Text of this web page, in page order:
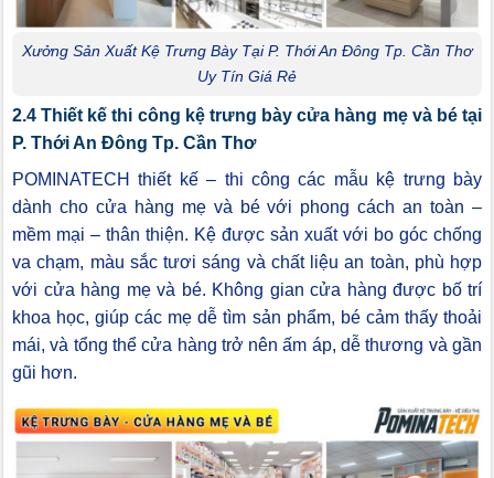
Xưởng Sản Xuất Kệ Trưng Bày Tại P. Thới An Đông Tp. Cần Thơ
Uy Tín Giá Rẻ
2.4 Thiết kế thi công kệ trưng bày cửa hàng mẹ và bé tại
P. Thới An Đông Tp. Cần Thơ
POMINATECH thiết kế – thi công các mẫu kệ trưng bày
dành cho cửa hàng mẹ và bé với phong cách an toàn –
mềm mại – thân thiện. Kệ được sản xuất với bo góc chống
va chạm, màu sắc tươi sáng và chất liệu an toàn, phù hợp
với cửa hàng mẹ và bé. Không gian cửa hàng được bố trí
khoa học, giúp các mẹ dễ tìm sản phẩm, bé cảm thấy thoải
mái, và tổng thể cửa hàng trở nên ấm áp, dễ thương và gần
gũi hơn.